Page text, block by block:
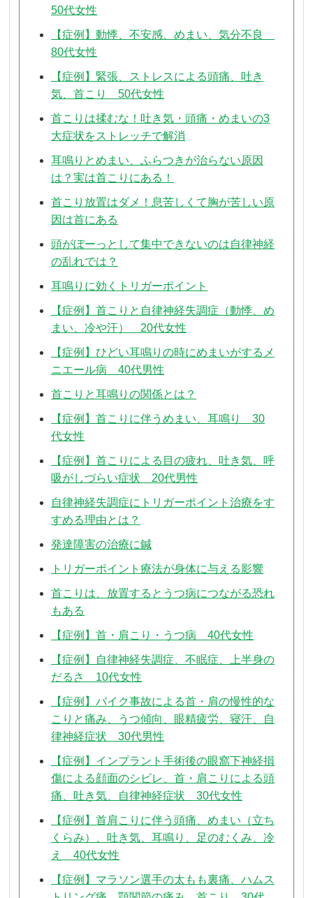
50代女性
【症例】動悸、不安感、めまい、気分不良
80代女性
【症例】緊張、ストレスによる頭痛、吐き
気、首こり 50代女性
首こりは揉むな！吐き気・頭痛・めまいの3
大症状をストレッチで解消
耳鳴りとめまい、ふらつきが治らない原因
は？実は首こりにある！
首こり放置はダメ！息苦しくて胸が苦しい原
因は首にある
頭がぼーっとして集中できないのは自律神経
の乱れでは？
耳鳴りに効くトリガーポイント
【症例】首こりと自律神経失調症（動悸、め
まい、冷や汗） 20代女性
【症例】ひどい耳鳴りの時にめまいがするメ
ニエール病 40代男性
首こりと耳鳴りの関係とは？
【症例】首こりに伴うめまい、耳鳴り 30
代女性
【症例】首こりによる目の疲れ、吐き気、呼
吸がしづらい症状 20代男性
自律神経失調症にトリガーポイント治療をす
すめる理由とは？
発達障害の治療に鍼
トリガーポイント療法が身体に与える影響
首こりは、放置するとうつ病につながる恐れ
もある
【症例】首・肩こり・うつ病 40代女性
【症例】自律神経失調症、不眠症、上半身の
だるさ 10代女性
【症例】バイク事故による首・肩の慢性的な
こりと痛み、うつ傾向、眼精疲労、寝汗、自
律神経症状 30代男性
【症例】インプラント手術後の眼窩下神経損
傷による顔面のシビレ、首・肩こりによる頭
痛、吐き気、自律神経症状 30代女性
【症例】首肩こりに伴う頭痛、めまい（立ち
くらみ）、吐き気、耳鳴り、足のむくみ、冷
え 40代女性
【症例】マラソン選手の太もも裏痛、ハムス